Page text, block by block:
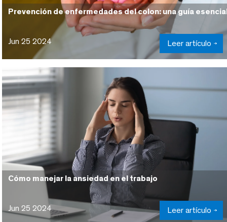
Prevención de enfermedades del colon: una guía
Jun 25 2024 Leer artículo
Cómo manejar la ansiedad en el trabajo
Jun 25 2024 Leer artículo